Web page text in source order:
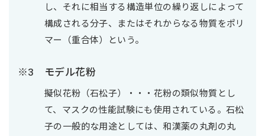
し、それに相当する構造単位の繰り返しによって
構成される分子、またはそれからなる物質をポリ
マー（重合体）という。
モデル花粉
擬似花粉（石松子）・・・花粉の類似物質とし
て、マスクの性能試験にも使用されている。石松
子の一般的な用途としては、和漢薬の丸剤の丸